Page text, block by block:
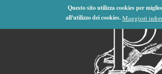
Questo sito utilizza cookies per
all'utilizzo dei cookies. Maggiori